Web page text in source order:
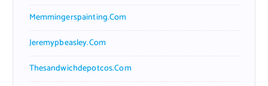
Memmingerspainting.com
Jeremypbeasley.com
Thesandwichdepotcos.com